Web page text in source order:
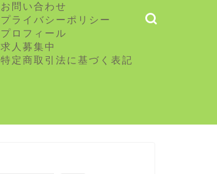
お問い合わせ
プライバシーポリシー
プロフィール
求人募集中
特定商取引法に基づく表記